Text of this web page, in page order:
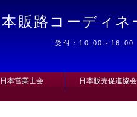
本販路コーディ
受付：10:00～16:00
日本営業士会 日本販売促進協会